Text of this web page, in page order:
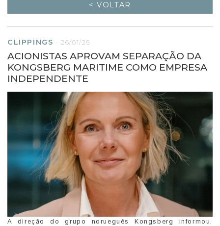
< VOLTAR
CLIPPINGS - 26/01/26
ACIONISTAS APROVAM SEPARAÇÃO DA
KONGSBERG MARITIME COMO EMPRESA
INDEPENDENTE
A direção do grupo norueguês Kongsberg informou,